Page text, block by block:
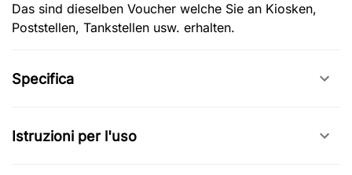
Das sind dieselben Voucher welche Sie an Kiosken,
Poststellen, Tankstellen usw. erhalten.
Specifica
Istruzioni per l'uso